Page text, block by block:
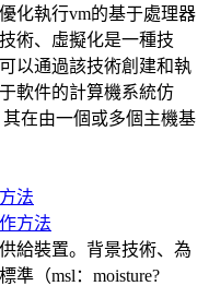
化執行vm的基于處理器
術、虛擬化是一種技
以通過該技術創建和執
軟件的計算機系統仿
在由一個或多個主機基
法
給裝置。背景技術、為
準（msl：moisture?